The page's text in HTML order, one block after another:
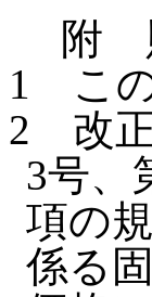
附
1 こ
2 改
3号、
項の
係る